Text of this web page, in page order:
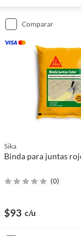
comparar
Sika
Binda para juntas
(0)
$93 c/u